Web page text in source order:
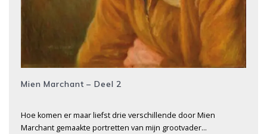
Mien Marchant – Deel 2
Hoe komen er maar liefst drie verschillende door Mien
Marchant gemaakte portretten van mijn grootvader…